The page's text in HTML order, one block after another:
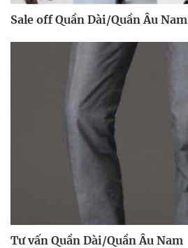
Sale off Quần Dài/Quần Âu Nam
Tư vấn Quần Dài/Quần Âu Nam